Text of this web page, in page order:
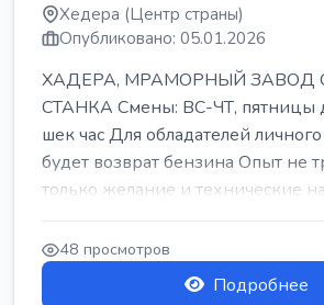
Хедера (Центр страны)
Опубликовано: 05.01.2026
ХАДЕРА, МРАМОРНЫЙ ЗАВОД
СТАНКА Смены: ВС-ЧТ, пятницы
шек час Для обладателей
будет возврат бензина Опыт не
только желание и технические
48 просмотров
Подробнее